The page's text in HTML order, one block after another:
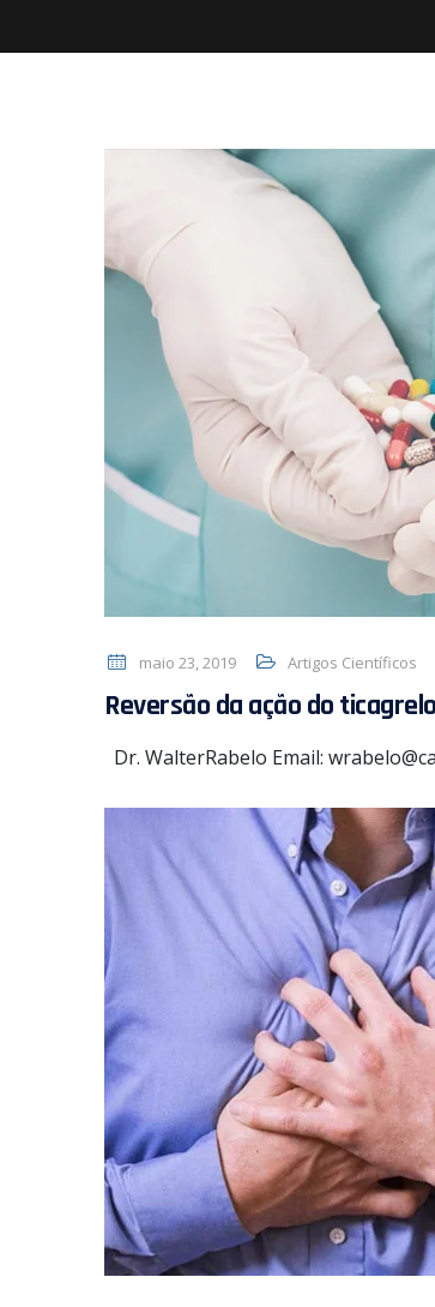
maio 23, 2019 Artigos Científicos
Reversão da ação do
Dr. WalterRabelo Email: